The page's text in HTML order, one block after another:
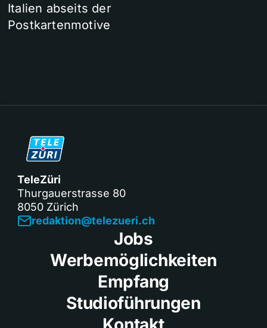
Italien abseits der
Postkartenmotive
TeleZüri
Thurgauerstrasse 80
8050 Zürich
redaktion@telezueri.ch
Jobs
Werbemöglichkeiten
Empfang
Studioführungen